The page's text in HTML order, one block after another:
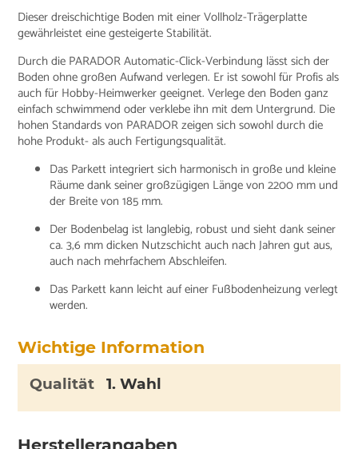
Dieser dreischichtige Boden mit einer Vollholz-Trägerplatte
gewährleistet eine gesteigerte Stabilität.
Durch die PARADOR Automatic-Click-Verbindung lässt sich der
Boden ohne großen Aufwand verlegen. Er ist sowohl für Profis als
auch für Hobby-Heimwerker geeignet. Verlege den Boden ganz
einfach schwimmend oder verklebe ihn mit dem Untergrund. Die
hohen Standards von PARADOR zeigen sich sowohl durch die
hohe Produkt- als auch Fertigungsqualität.
Das Parkett integriert sich harmonisch in große und kleine
Räume dank seiner großzügigen Länge von 2200 mm und
der Breite von 185 mm.
Der Bodenbelag ist langlebig, robust und sieht dank seiner
ca. 3,6 mm dicken Nutzschicht auch nach Jahren gut aus,
auch nach mehrfachem Abschleifen.
Das Parkett kann leicht auf einer Fußbodenheizung verlegt
werden.
Wichtige Information
Qualität 1. Wahl
Herstellerangaben